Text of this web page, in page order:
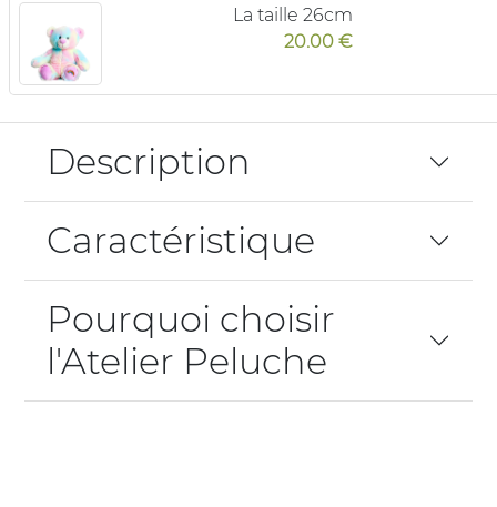
La taille 26cm
20.00 €
Description
Caractéristique
Pourquoi choisir
l'Atelier Peluche